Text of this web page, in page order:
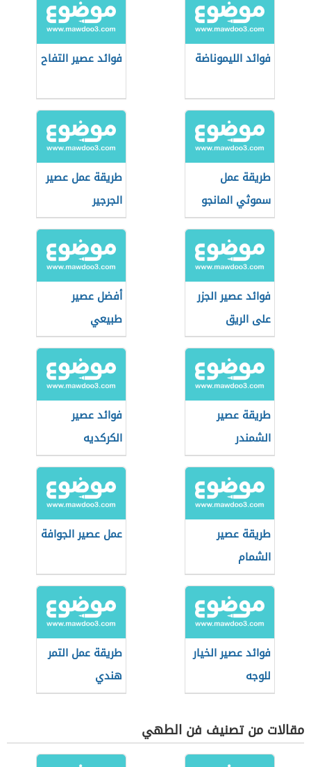
فوائد الليموناضة فوائد عصير التفاح
طريقة عمل
سموثي المانجو
طريقة عمل عصير
الجرجير
فوائد عصير الجزر
على الريق
أفضل عصير
طبيعي
طريقة عصير
الشمندر
فوائد عصير
الكركديه
طريقة عصير
الشمام
عمل عصير الجوافة
فوائد عصير الخيار
للوجه
طريقة عمل التمر
هندي
مقالات من تصنيف فن الطهي